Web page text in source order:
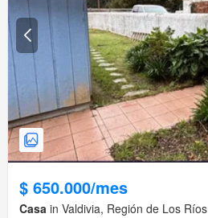
$ 650.000/mes
Casa in Valdivia, Región de Los Ríos